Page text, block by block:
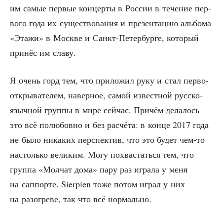
им самые пер­вые кон­цер­ты в Рос­сии в тече­ние пер­
во­го года их суще­ство­ва­ния и пре­зен­та­цию аль­бо­ма
«Эта­жи» в Москве и Санкт-Петер­бур­ге, кото­рый
при­нёс им славу.
Я очень горд тем, что при­ло­жил руку и стал пер­во­
от­кры­ва­те­лем, навер­ное, самой извест­ной рус­ско­
языч­ной груп­пы в мире сей­час. При­чём дела­лось
это всё полю­бов­но и без рас­чё­та: в кон­це 2017 года
не было ника­ких пер­спек­тив, что это будет чем-то
настоль­ко вели­ким. Могу похва­стать­ся тем, что
груп­па «Мол­чат дома» пару раз игра­ла у меня
на сап­пор­те. Sierpien тоже потом играл у них
на разо­гре­ве, так что всё нормально.